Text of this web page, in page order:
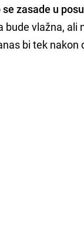
zasade u
bude vlažna, ali
bi tek nakon